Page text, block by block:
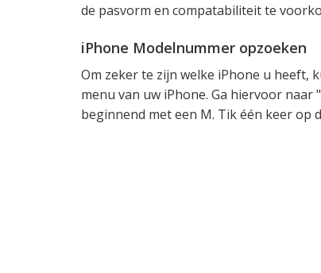
de pasvorm en compatabiliteit te
iPhone Modelnummer opzoeken
Om zeker te zijn welke iPhone u heeft,
menu van uw iPhone. Ga hiervoor
beginnend met een M. Tik één keer op